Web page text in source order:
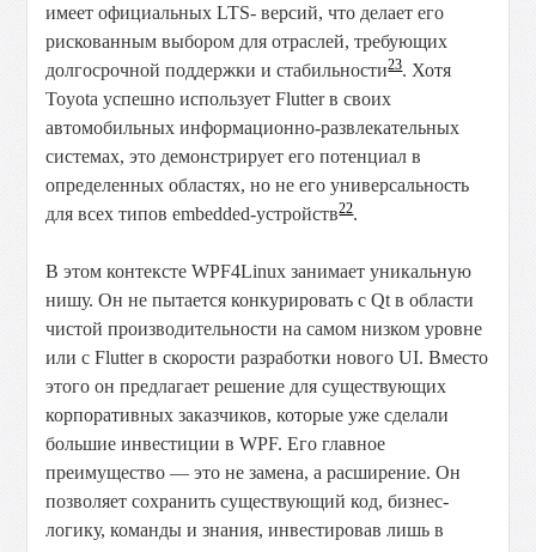
имеет официальных LTS- версий, что делает его
рискованным выбором для отраслей, требующих
долгосрочной поддержки и стабильности23. Хотя
Toyota успешно использует Flutter в своих
автомобильных информационно-развлекательных
системах, это демонстрирует его потенциал в
определенных областях, но не его универсальность
для всех типов embedded-устройств22.
В этом контексте WPF4Linux занимает уникальную
нишу. Он не пытается конкурировать с Qt в области
чистой производительности на самом низком уровне
или с Flutter в скорости разработки нового UI. Вместо
этого он предлагает решение для существующих
корпоративных заказчиков, которые уже сделали
большие инвестиции в WPF. Его главное
преимущество — это не замена, а расширение. Он
позволяет сохранить существующий код, бизнес-
логику, команды и знания, инвестировав лишь в